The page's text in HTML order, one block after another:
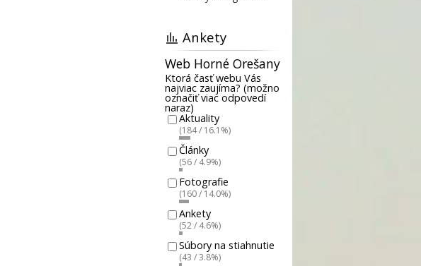
Ankety
Web Horné Orešany
Ktorá časť webu Vás
najviac zaujíma? (možno
označiť viac odpovedí
naraz)
Aktuality
(184 / 16.1%)
Články
(56 / 4.9%)
Fotografie
(160 / 14.0%)
Ankety
(52 / 4.6%)
Súbory na stiahnutie
(43 / 3.8%)